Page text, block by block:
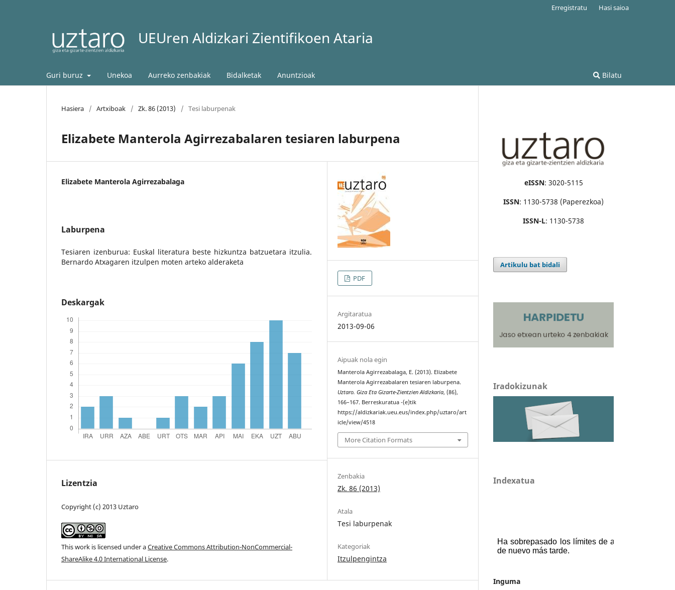
UEUren Aldizkari Zientifikoen Ataria
Guri buruz Unekoa Aurreko zenbakiak Bidalketak Anuntzioak Bilatu
Erregistratu Hasi saioa
Hasiera / Artxiboak / Zk. 86 (2013) / Tesi laburpenak
Elizabete Manterola Agirrezabalaren tesiaren laburpena
Elizabete Manterola Agirrezabalaga
Laburpena
Tesiaren izenburua: Euskal literatura beste hizkuntza batzuetara itzulia.
Bernardo Atxagaren itzulpen moten arteko alderaketa
Deskargak
Lizentzia
Copyright (c) 2013 Uztaro
This work is licensed under aCreative Commons Attribution-NonCommercial-
ShareAlike 4.0 International License.
PDF
Argitaratua
2013-09-06
Aipuak nola egin
Manterola Agirrezabalaga, E. (2013). Elizabete
Manterola Agirrezabalaren tesiaren laburpena.
Uztaro. Giza Eta Gizarte-Zientzien Aldizkaria, (86),
166–167. Berreskuratua -(e)tik
https://aldizkariak.ueu.eus/index.php/uztaro/art
icle/view/4518
More Citation Formats
Zenbakia
Zk. 86 (2013)
Atala
Tesi laburpenak
Kategoriak
Itzulpengintza
eISSN: 3020-5115
ISSN: 1130-5738 (Paperezkoa)
ISSN-L: 1130-5738
Artikulu bat bidali
Iradokizunak
Indexatua
Inguma